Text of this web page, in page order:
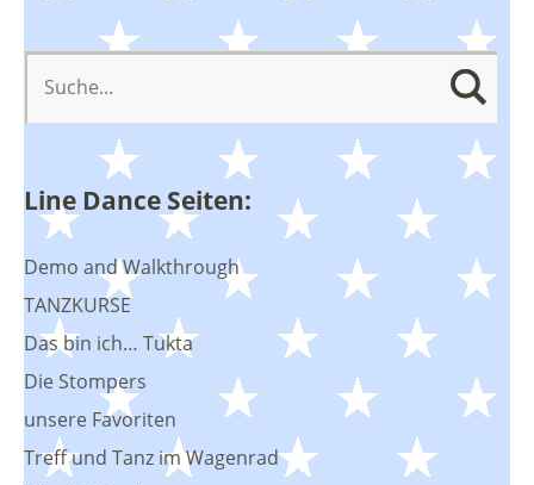
Line Dance Seiten:
Demo and Walkthrough
TANZKURSE
Das bin ich… Tukta
Die Stompers
unsere Favoriten
Treff und Tanz im Wagenrad